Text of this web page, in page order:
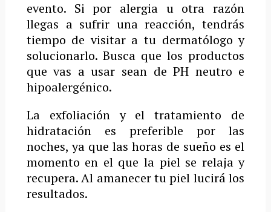
evento. Si por alergia u otra razón
llegas a sufrir una reacción, tendrás
tiempo de visitar a tu dermatólogo y
solucionarlo. Busca que los productos
que vas a usar sean de PH neutro e
hipoalergénico.
La exfoliación y el tratamiento de
hidratación es preferible por las
noches, ya que las horas de sueño es el
momento en el que la piel se relaja y
recupera. Al amanecer tu piel lucirá los
resultados.